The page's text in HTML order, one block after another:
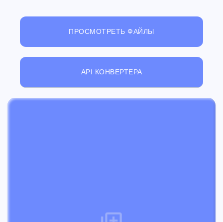
ПРОСМОТРЕТЬ ФАЙЛЫ
API КОНВЕРТЕРА